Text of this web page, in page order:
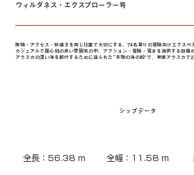
ウィルダネス・エクスプローラー号
探検・アクセス・快適さを同じ比重で大切にする、74名乗りの冒険向けエクスペ
カジュアルで居心地の良い雰囲気の中、アクション・冒険・寛ぎを提供する設備
アラスカの深い海を航行するために造られた“本物の海の船”で、東南アラスカで2
シップデータ
全長：56.38 m 全幅：11.58 ｍ